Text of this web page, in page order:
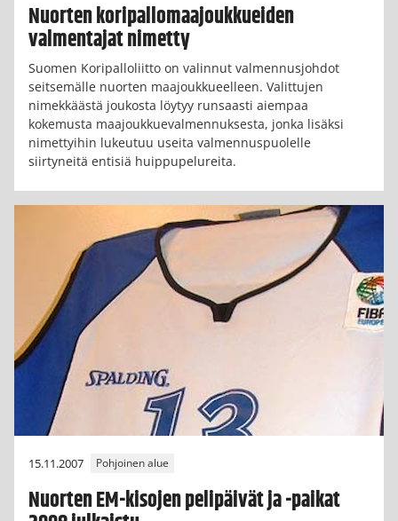
Nuorten koripallomaajoukkueiden
valmentajat nimetty
Suomen Koripalloliitto on valinnut valmennusjohdot
seitsemälle nuorten maajoukkueelleen. Valittujen
nimekkäästä joukosta löytyy runsaasti aiempaa
kokemusta maajoukkuevalmennuksesta, jonka lisäksi
nimettyihin lukeutuu useita valmennuspuolelle
siirtyneitä entisiä huippupelureita.
15.11.2007 Pohjoinen alue
Nuorten EM-kisojen pelipäivät ja -paikat